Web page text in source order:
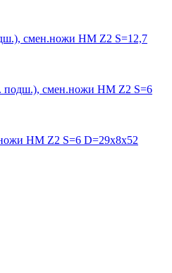
смен.ножи HM Z2 S=12,7
подш.), смен.ножи HM Z2 S=6
HM Z2 S=6 D=29x8x52